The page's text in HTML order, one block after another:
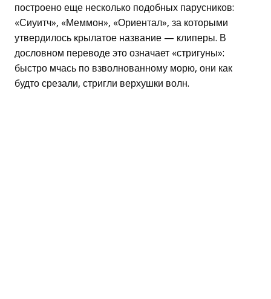
построено еще несколько подобных парусников:
«Сиуитч», «Меммон», «Ориентал», за которыми
утвердилось крылатое название — клиперы. В
дословном переводе это означает «стригуны»:
быстро мчась по взволнованному морю, они как
будто срезали, стригли верхушки волн.